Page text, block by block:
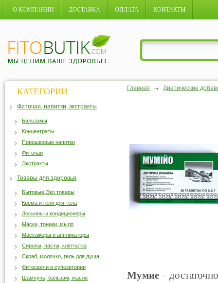
О КОМПАНИИ ДОСТАВКА ОПЛАТА КОНТАКТЫ
Главная Диетические
Мумие–
КАТЕГОРИИ
Фиточаи, напитки, экстракты
Бальзамы
Концентраты
Порошковые напитки
Фиточаи
Экстракты
Товары для здоровья
Бытовые Эко товары
Крема и гели для тела
Лосьоны и кондиционеры
Маски, тоники, мыло
Массажеры и аппликаторы
Сиропы, пасты, клетчатка
Скраб, молочко, гель для душа
Фитосвечи и супозитории
Шампунь, бальзам, масло